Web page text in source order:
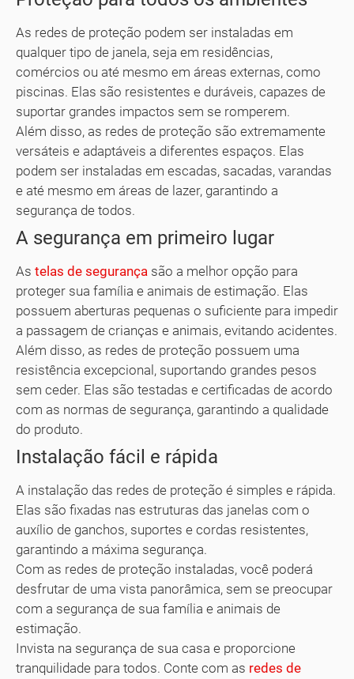
As redes de proteção podem ser instaladas em
qualquer tipo de janela, seja em residências,
comércios ou até mesmo em áreas externas, como
piscinas. Elas são resistentes e duráveis, capazes de
suportar grandes impactos sem se romperem.
Além disso, as redes de proteção são extremamente
versáteis e adaptáveis a diferentes espaços. Elas
podem ser instaladas em escadas, sacadas, varandas
e até mesmo em áreas de lazer, garantindo a
segurança de todos.
A segurança em primeiro lugar
As telas de segurança são a melhor opção para
proteger sua família e animais de estimação. Elas
possuem aberturas pequenas o suficiente para impedir
a passagem de crianças e animais, evitando acidentes.
Além disso, as redes de proteção possuem uma
resistência excepcional, suportando grandes pesos
sem ceder. Elas são testadas e certificadas de acordo
com as normas de segurança, garantindo a qualidade
do produto.
Instalação fácil e rápida
A instalação das redes de proteção é simples e rápida.
Elas são fixadas nas estruturas das janelas com o
auxílio de ganchos, suportes e cordas resistentes,
garantindo a máxima segurança.
Com as redes de proteção instaladas, você poderá
desfrutar de uma vista panorâmica, sem se preocupar
com a segurança de sua família e animais de
estimação.
Invista na segurança de sua casa e proporcione
tranquilidade para todos. Conte com as redes de